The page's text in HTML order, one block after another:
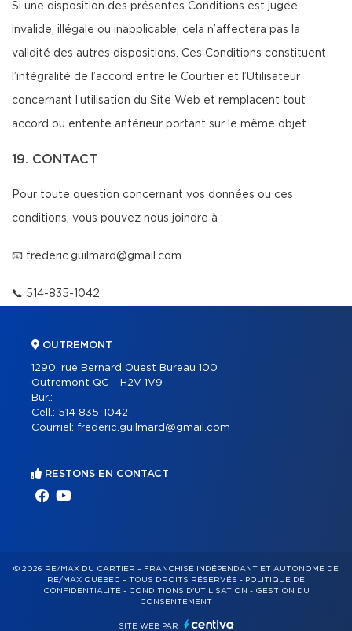
Si une disposition des présentes Conditions est jugée
invalide, illégale ou inapplicable, cela n’affectera pas la
validité des autres dispositions. Ces Conditions constituent
l’intégralité de l’accord entre le Courtier et l’Utilisateur
concernant l’utilisation du Site Web et remplacent tout
accord ou entente antérieur portant sur le même objet.
19. CONTACT
Pour toute question concernant vos données ou ces
conditions, vous pouvez nous joindre à :
📧 frederic.guilmard@gmail.com
📞 514-835-1042
OUTREMONT
1290, rue Bernard Ouest Bureau 100
Outremont QC - H2V 1V9
Bur.:
Cell.: 514 835-1042
Courriel: frederic.guilmard@gmail.com
RESTONS EN CONTACT
© 2026 RE/MAX DU CARTIER – FRANCHISÉ INDÉPENDANT ET AUTONOME DE
RE/MAX QUÉBEC – TOUS DROITS RÉSERVÉS - POLITIQUE DE
CONFIDENTIALITÉ- CONDITIONS D'UTILISATION - GESTION DU
CONSENTEMENT
SITE WEB PAR